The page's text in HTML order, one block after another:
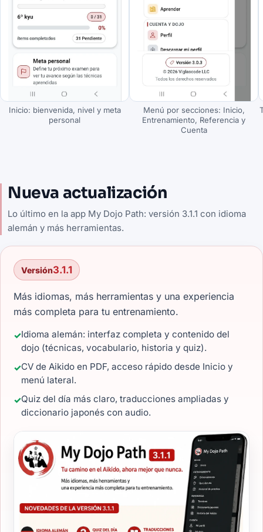
Inicio: bienvenida, nivel y meta
personal
Menú por secciones: Inicio,
Entrenamiento, Referencia y
Cuenta
Nueva actualización
Lo último en la app My Dojo Path: versión 3.1.1 con idioma
alemán y más herramientas.
Versión3.1.1
Más idiomas, más herramientas y una experiencia
más completa para tu entrenamiento.
Idioma alemán: interfaz completa y contenido del
dojo (técnicas, vocabulario, historia y quiz).
CV de Aikido en PDF, acceso rápido desde Inicio y
menú lateral.
Quiz del día más claro, traducciones ampliadas y
diccionario japonés con audio.